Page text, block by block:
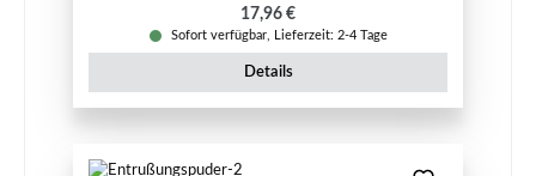
Regulärer Preis:
17,96 €
Sofort verfügbar, Lieferzeit: 2-4 Tage
Details